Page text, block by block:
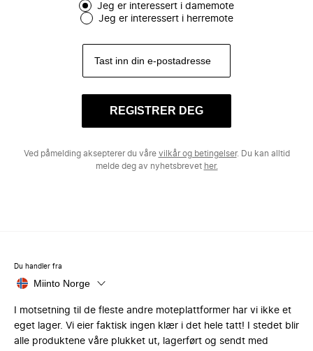
Jeg er interessert i damemote
Jeg er interessert i herremote
REGISTRER DEG
Ved påmelding aksepterer du våre vilkår og betingelser. Du kan alltid
melde deg av nyhetsbrevet her.
Du handler fra
Miinto Norge
I motsetning til de fleste andre moteplattformer har vi ikke et
eget lager. Vi eier faktisk ingen klær i det hele tatt! I stedet blir
alle produktene våre plukket ut, lagerført og sendt med